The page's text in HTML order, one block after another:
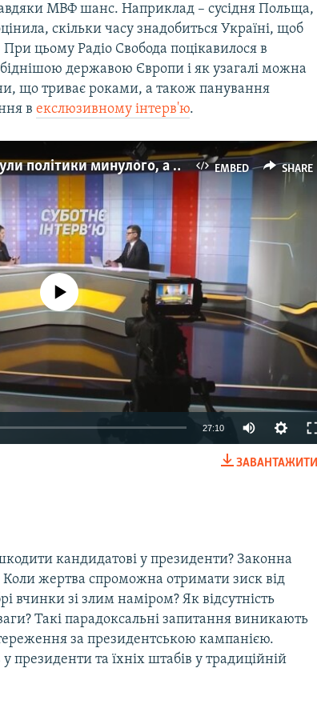
МВФ шанс. Наприклад – сусідня Польща,
скільки часу знадобиться Україні, щоб
цьому Радіо Свобода поцікавилося в
державою Європи і як узагалі можна
що триває роками, а також панування
векслюзивному інтерв'ю.
EMBED SHARE
У боргове дно Україну затягнули політики минулого, а не МВФ – міністр Маркарова
source currently available
27:10
ЗАВАНТАЖИТИ
кандидатові у президенти? Законна
Коли жертва спроможна отримати зиск від
вчинки зі злим наміром? Як відсутність
Такі парадоксальні запитання виникають
за президентською кампанією.
президенти та їхніх штабів у традиційній